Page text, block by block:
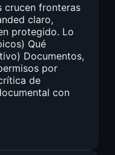
crucen fronteras
claro,
protegido. Lo
Qué
Documentos,
por
de
con